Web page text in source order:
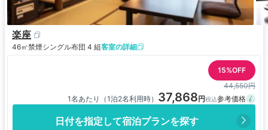
楽座
46㎡禁煙シングル布団 4 組客室の詳細
15%OFF
44,550円
1名あたり（1泊2名利用時） 37,868
日付を指定して宿泊プランを探す